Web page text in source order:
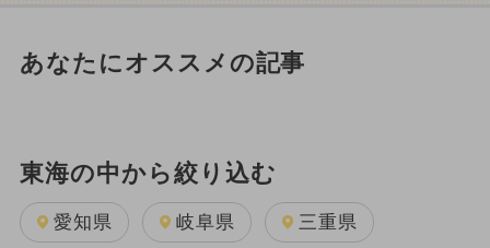
あなたにオススメの記事
東海の中から絞り込む
愛知県 岐阜県 三重県